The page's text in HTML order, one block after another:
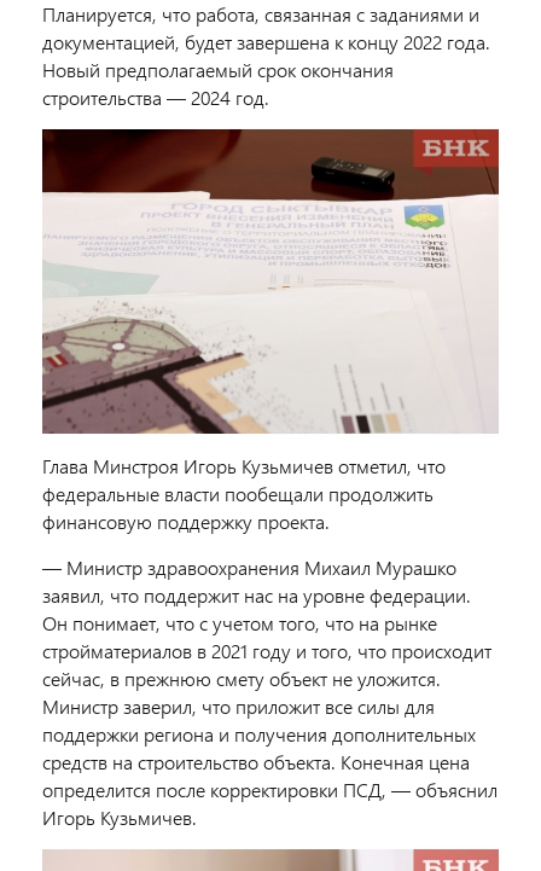
Планируется, что работа, связанная с заданиями и
документацией, будет завершена к концу 2022 года.
Новый предполагаемый срок окончания
строительства — 2024 год.
Глава Минстроя Игорь Кузьмичев отметил, что
федеральные власти пообещали продолжить
финансовую поддержку проекта.
― Министр здравоохранения Михаил Мурашко
заявил, что поддержит нас на уровне федерации.
Он понимает, что с учетом того, что на рынке
стройматериалов в 2021 году и того, что происходит
сейчас, в прежнюю смету объект не уложится.
Министр заверил, что приложит все силы для
поддержки региона и получения дополнительных
средств на строительство объекта. Конечная цена
определится после корректировки ПСД, ― объяснил
Игорь Кузьмичев.